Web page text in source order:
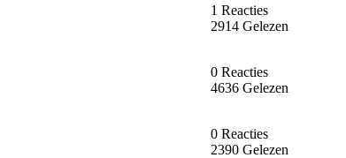
1 Reacties
2914 Gelezen
0 Reacties
4636 Gelezen
0 Reacties
2390 Gelezen